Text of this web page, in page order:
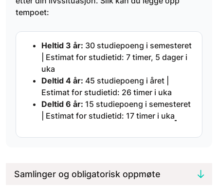
tempoet:
Heltid 3 år: 30 studiepoeng i semesteret
| Estimat for studietid: 7 timer, 5 dager i
uka
Deltid 4 år: 45 studiepoeng i året |
Estimat for studietid: 26 timer i uka
Deltid 6 år: 15 studiepoeng i semesteret
| Estimat for studietid: 17 timer i uka
Samlinger og obligatorisk oppmøte